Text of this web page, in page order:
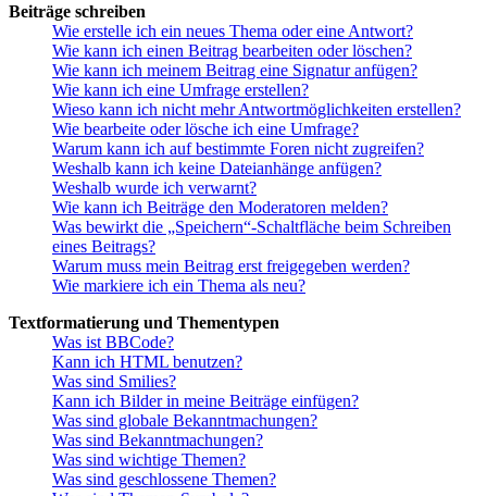
Beiträge schreiben
Wie erstelle ich ein neues Thema oder eine Antwort?
Wie kann ich einen Beitrag bearbeiten oder löschen?
Wie kann ich meinem Beitrag eine Signatur anfügen?
Wie kann ich eine Umfrage erstellen?
Wieso kann ich nicht mehr Antwortmöglichkeiten erstellen?
Wie bearbeite oder lösche ich eine Umfrage?
Warum kann ich auf bestimmte Foren nicht zugreifen?
Weshalb kann ich keine Dateianhänge anfügen?
Weshalb wurde ich verwarnt?
Wie kann ich Beiträge den Moderatoren melden?
Was bewirkt die „Speichern“-Schaltfläche beim Schreiben
eines Beitrags?
Warum muss mein Beitrag erst freigegeben werden?
Wie markiere ich ein Thema als neu?
Textformatierung und Thementypen
Was ist BBCode?
Kann ich HTML benutzen?
Was sind Smilies?
Kann ich Bilder in meine Beiträge einfügen?
Was sind globale Bekanntmachungen?
Was sind Bekanntmachungen?
Was sind wichtige Themen?
Was sind geschlossene Themen?